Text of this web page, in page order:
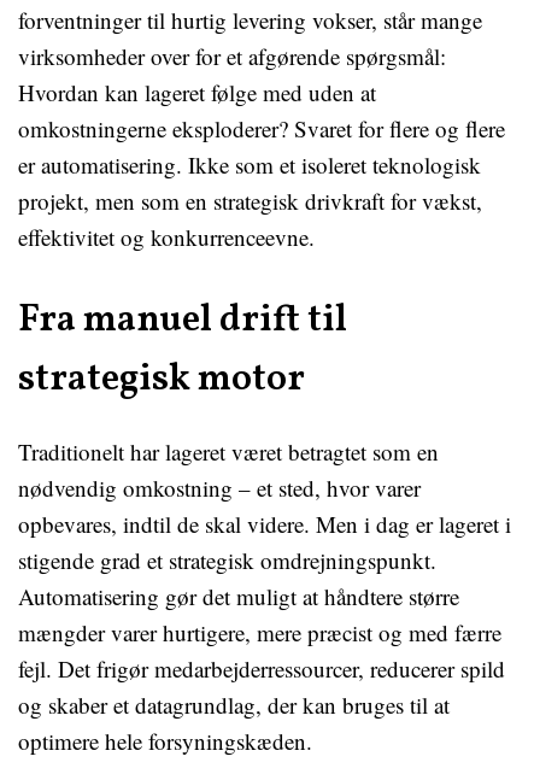
forventninger til hurtig levering vokser, står mange
virksomheder over for et afgørende spørgsmål:
Hvordan kan lageret følge med uden at
omkostningerne eksploderer? Svaret for flere og flere
er automatisering. Ikke som et isoleret teknologisk
projekt, men som en strategisk drivkraft for vækst,
effektivitet og konkurrenceevne.
Fra manuel drift til
strategisk motor
Traditionelt har lageret været betragtet som en
nødvendig omkostning – et sted, hvor varer
opbevares, indtil de skal videre. Men i dag er lageret i
stigende grad et strategisk omdrejningspunkt.
Automatisering gør det muligt at håndtere større
mængder varer hurtigere, mere præcist og med færre
fejl. Det frigør medarbejderressourcer, reducerer spild
og skaber et datagrundlag, der kan bruges til at
optimere hele forsyningskæden.